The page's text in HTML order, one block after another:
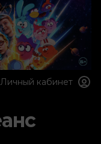
Личный кабинет